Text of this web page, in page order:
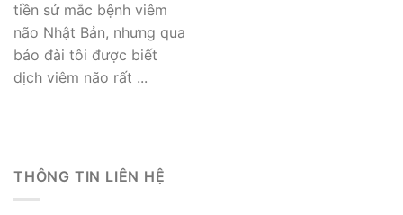
tiền sử mắc bệnh viêm
não Nhật Bản, nhưng qua
báo đài tôi được biết
dịch viêm não rất ...
THÔNG TIN LIÊN HỆ